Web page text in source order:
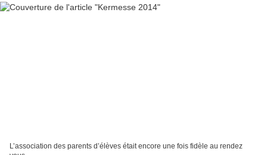
L’association des parents d’élèves était encore une fois fidèle au rendez